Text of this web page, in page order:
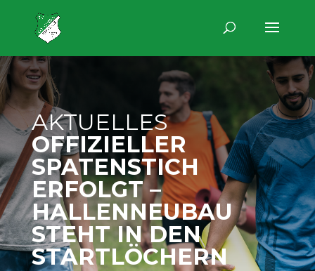
AKTUELLES
OFFIZIELLER
SPATENSTICH
ERFOLGT –
HALLENNEUBAU
STEHT IN DEN
STARTLÖCHERN